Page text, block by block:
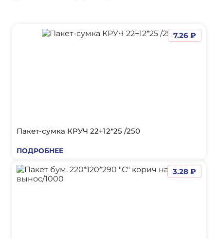
Пакет-сумка КРУЧ 22+12*25 /250
ПОДРОБНЕЕ
7.26 ₽
3.28 ₽